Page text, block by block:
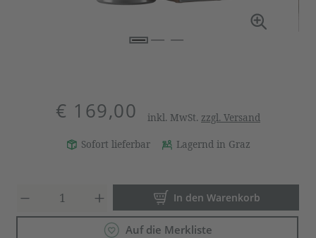
€ 169,00 inkl. MwSt. zzgl. Versand
Sofort lieferbar Lagernd in Graz
Produkt Anzahl: Gib den
In den Warenkorb
Auf die Merkliste